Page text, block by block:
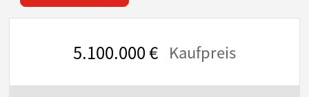
5.100.000 € Kaufpreis